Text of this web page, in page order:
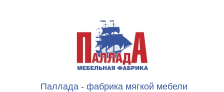
Паллада - фабрика мягкой мебели